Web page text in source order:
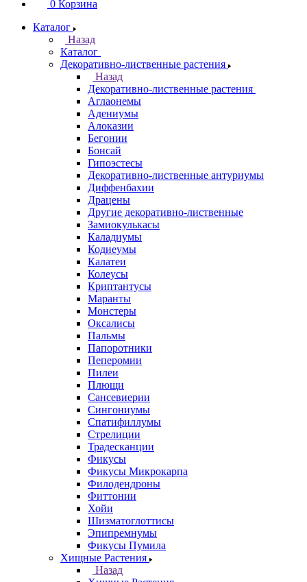
0 Корзина
Каталог
Назад
Каталог
Декоративно-лиственные растения
Назад
Декоративно-лиственные растения
Аглаонемы
Адениумы
Алоказии
Бегонии
Бонсай
Гипоэстесы
Декоративно-лиственные антуриумы
Диффенбахии
Драцены
Другие декоративно-лиственные
Замиокулькасы
Каладиумы
Кодиеумы
Калатеи
Колеусы
Криптантусы
Маранты
Монстеры
Оксалисы
Пальмы
Папоротники
Пеперомии
Пилеи
Плющи
Сансевиерии
Сингониумы
Спатифиллумы
Стрелиции
Традесканции
Фикусы
Фикусы Микрокарпа
Филодендроны
Фиттонии
Хойи
Шизматоглоттисы
Эпипремнумы
Фикусы Пумила
Хищные Растения
Назад